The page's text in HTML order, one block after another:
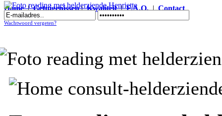
Home|Getuigenissen|Kwaliteit|F.A.Q.|Contact
Foto reading met helderziende Henriette
Wachtwoord vergeten?